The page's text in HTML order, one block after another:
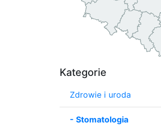
Kategorie
Zdrowie i uroda
- Stomatologia